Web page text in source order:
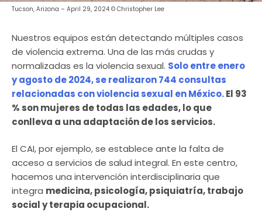
Tucson, Arizona – April 29, 2024 © Christopher Lee
Nuestros equipos están detectando múltiples casos
de violencia extrema. Una de las más crudas y
normalizadas es la violencia sexual. Solo entre enero
y agosto de 2024, se realizaron 744 consultas
relacionadas con violencia sexual en México.El 93
% son mujeres de todas las edades, lo que
conlleva a una adaptación de los servicios.
El CAI, por ejemplo, se establece ante la falta de
acceso a servicios de salud integral. En este centro,
hacemos una intervención interdisciplinaria que
integra medicina, psicología, psiquiatría, trabajo
social y terapia ocupacional.